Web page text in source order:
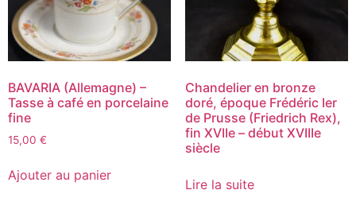
BAVARIA (Allemagne) –
Tasse à café en porcelaine
fine
15,00 €
Ajouter au panier
Chandelier en bronze
doré, époque Frédéric Ier
de Prusse (Friedrich Rex),
fin XVIIe – début XVIIIe
siècle
Lire la suite